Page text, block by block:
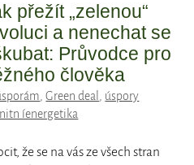
přežít „zelenou“
a nenechat se
Průvodce pro
člověka
,Green deal , úspory
íenergetika
že se na vás ze všech stran